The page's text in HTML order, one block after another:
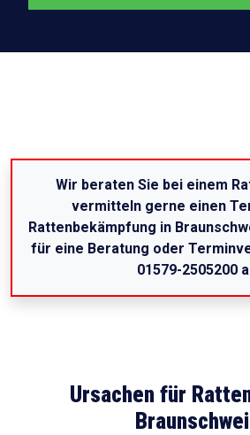
Wir beraten Sie bei einem
vermitteln gerne einen
Rattenbekämpfung in
für eine Beratung oder
01579-2505200
Ursachen für